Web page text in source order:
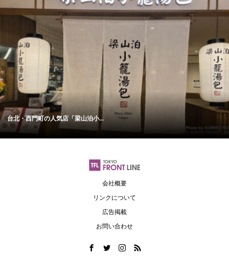
台北・西門町の人気店「梁山泊小...
会社概要
リンクについて
広告掲載
お問い合わせ